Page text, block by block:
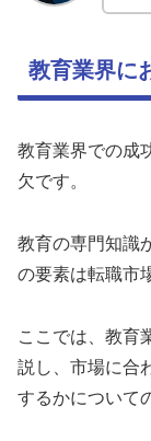
教育業界に
教育業界での成
欠です。
教育の専門知識
の要素は転職市
ここでは、教育
説し、市場に合
するかについて